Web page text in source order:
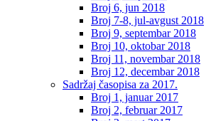
Broj 6, jun 2018
Broj 7-8, jul-avgust 2018
Broj 9, septembar 2018
Broj 10, oktobar 2018
Broj 11, novembar 2018
Broj 12, decembar 2018
Sadržaj časopisa za 2017.
Broj 1, januar 2017
Broj 2, februar 2017